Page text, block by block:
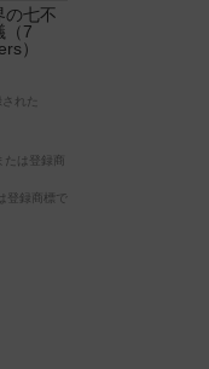
れた
は登録商
登録商標で